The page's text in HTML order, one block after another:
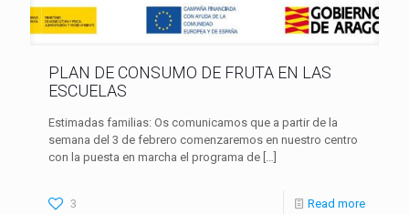
PLAN DE CONSUMO DE FRUTA EN LAS
ESCUELAS
Estimadas familias: Os comunicamos que a partir de la
semana del 3 de febrero comenzaremos en nuestro centro
con la puesta en marcha el programa de […]
3 Read more